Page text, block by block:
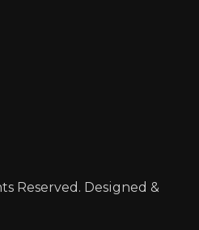
Reserved. Designed &